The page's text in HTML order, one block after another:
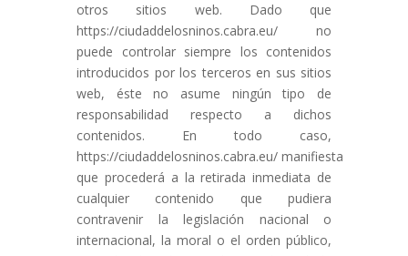
otros sitios web. Dado que
https://ciudaddelosninos.cabra.eu/ no
puede controlar siempre los contenidos
introducidos por los terceros en sus sitios
web, éste no asume ningún tipo de
responsabilidad respecto a dichos
contenidos. En todo caso,
https://ciudaddelosninos.cabra.eu/ manifiesta
que procederá a la retirada inmediata de
cualquier contenido que pudiera
contravenir la legislación nacional o
internacional, la moral o el orden público,